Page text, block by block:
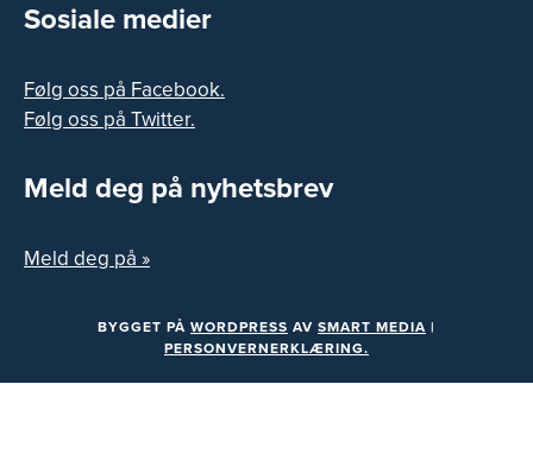
Sosiale medier
Følg oss på Facebook.
Følg oss på Twitter.
Meld deg på nyhetsbrev
Meld deg på »
BYGGET PÅ WORDPRESS AV SMART MEDIA |
PERSONVERNERKLÆRING.